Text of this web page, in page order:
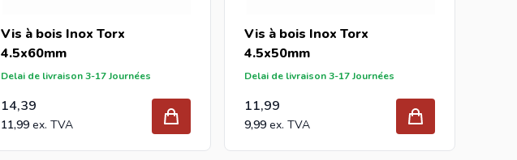
Vis à bois Inox Torx
4.5x60mm
Delai de livraison 3-17 Journées
14,39
11,99
Vis à bois Inox Torx
4.5x50mm
Delai de livraison 3-17 Journées
11,99
9,99